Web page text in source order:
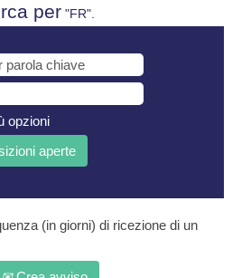
per "FR".
opzioni
(in giorni) di ricezione di un